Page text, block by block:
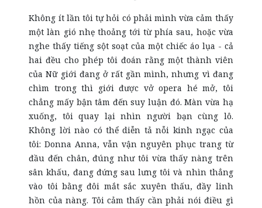
Không ít lần tôi tự hỏi có phải mình vừa cảm thấy
một làn gió nhẹ thoảng tới từ phía sau, hoặc vừa
nghe thấy tiếng sột soạt của một chiếc áo lụa - cả
hai đều cho phép tôi đoán rằng một thành viên
của Nữ giới đang ở rất gần mình, nhưng vì đang
chìm trong thì giới được vở opera hé mở, tôi
chẳng mấy bận tâm đến suy luận đó. Màn vừa hạ
xuống, tôi quay lại nhìn người bạn cùng lô.
Không lời nào có thể diễn tả nỗi kinh ngạc của
tôi: Donna Anna, vẫn vận nguyên phục trang từ
đầu đến chân, đúng như tôi vừa thấy nàng trên
sân khấu, đang đứng sau lưng tôi và nhìn thẳng
vào tôi bằng đôi mắt sắc xuyên thấu, đầy linh
hồn của nàng. Tôi cảm thấy cần phải nói điều gì